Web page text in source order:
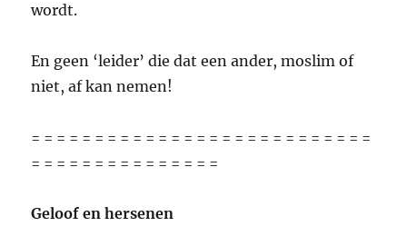
wordt.
En geen ‘leider’ die dat een ander, moslim of
niet, af kan nemen!
= = = = = = = = = = = = = = = = = = = = = = = = = = =
= = = = = = = = = = = = = = =
Geloof en hersenen